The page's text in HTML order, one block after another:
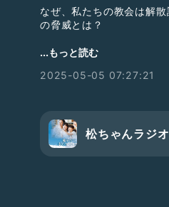
なぜ、私たちの教会は解
の脅威とは？
トークはAiが読んでいる
...もっと読む
2025-05-05 07:27:21
松ちゃんラジオ